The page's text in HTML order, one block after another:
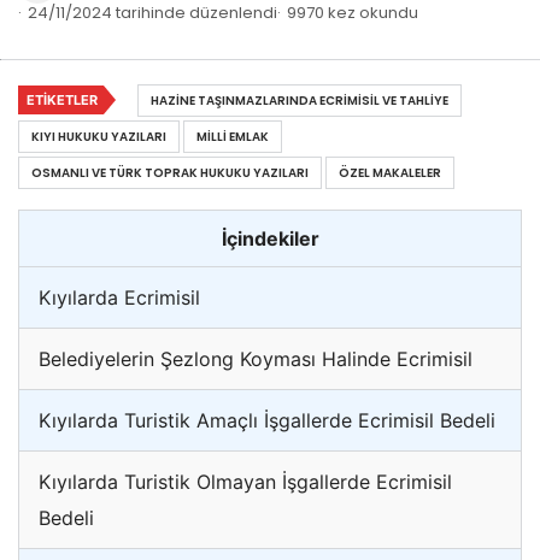
24/11/2024 tarihinde düzenlendi 9970 kez okundu
İçindekiler
Kıyılarda Ecrimisil
Belediyelerin Şezlong Koyması Halinde Ecrimisil
Kıyılarda Turistik Amaçlı İşgallerde Ecrimisil Bedeli
Kıyılarda Turistik Olmayan İşgallerde Ecrimisil
Bedeli
ETIKETLER
HAZINE TAŞINMAZLARINDA ECRIMISIL VE TAHLIYE
KIYI HUKUKU YAZILARI
MILLI EMLAK
OSMANLI VE TÜRK TOPRAK HUKUKU YAZILARI
ÖZEL MAKALELER